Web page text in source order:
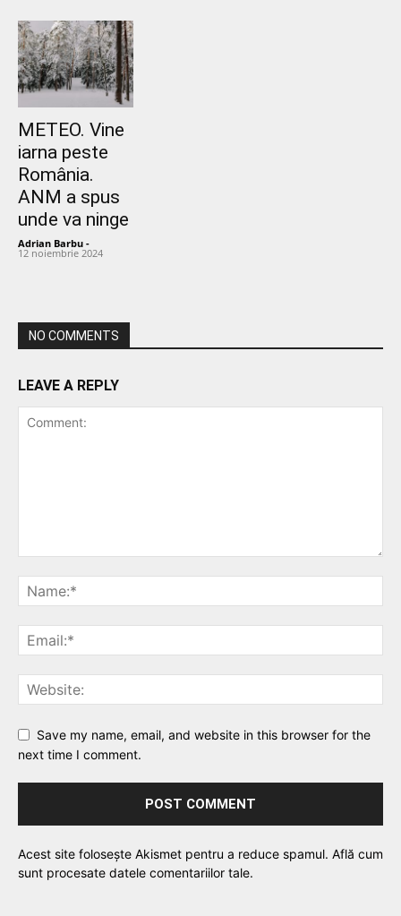
METEO. Vine
iarna peste
România.
ANM a spus
unde va ninge
Adrian Barbu -
12 noiembrie 2024
NO COMMENTS
LEAVE A REPLY
Save my name, email, and website in this browser for the
next time I comment.
Acest site folosește Akismet pentru a reduce spamul. Află cum
sunt procesate datele comentariilor tale.